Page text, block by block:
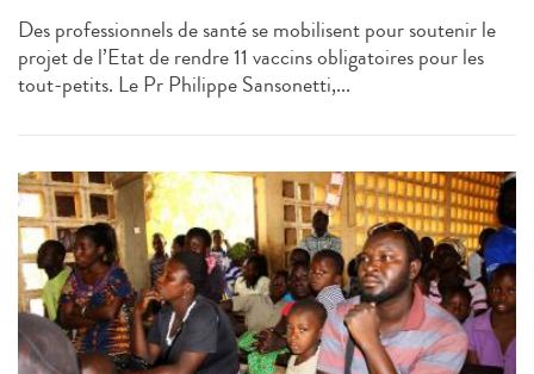
Des professionnels de santé se mobilisent pour soutenir le
projet de l’Etat de rendre 11 vaccins obligatoires pour les
tout-petits. Le Pr Philippe Sansonetti,...